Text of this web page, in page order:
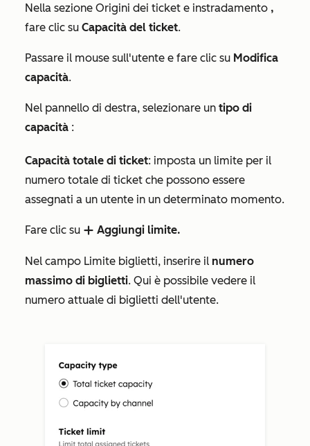
Nella sezione Origini dei ticket e instradamento ,
fare clic su Capacità del ticket.
Passare il mouse sull'utente e fare clic su Modifica
capacità.
Nel pannello di destra, selezionare un tipo di
capacità :
Capacità totale di ticket: imposta un limite per il
numero totale di ticket che possono essere
assegnati a un utente in un determinato momento.
Fare clic su add Aggiungi limite.
Nel campo Limite biglietti, inserire il numero
massimo di biglietti. Qui è possibile vedere il
numero attuale di biglietti dell'utente.